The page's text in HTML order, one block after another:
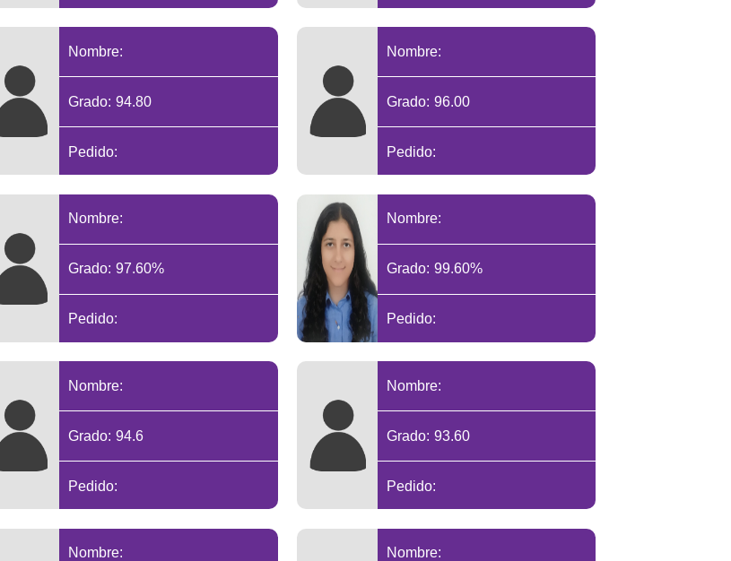
Nombre:
Grado: 94.80
Pedido:
Nombre:
Grado: 96.00
Pedido:
Nombre:
Grado: 97.60%
Pedido:
Nombre:
Grado: 99.60%
Pedido:
Nombre:
Grado: 94.6
Pedido:
Nombre:
Grado: 93.60
Pedido:
Nombre: Nombre: